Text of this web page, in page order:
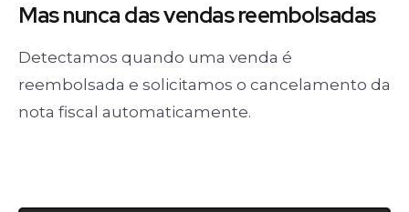
Mas nuncadas vendasreembolsadas
Detectamos quando uma venda é
reembolsada e solicitamos o cancelamento da
nota fiscal automaticamente.